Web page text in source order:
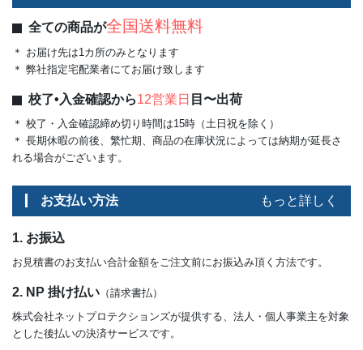
全ての商品が全国送料無料
＊ お届け先は1カ所のみとなります
＊ 弊社指定宅配業者にてお届け致します
校了•入金確認から12営業日 目〜出荷
＊ 校了・入金確認締め切り時間は15時（土日祝を除く）
＊ 長期休暇の前後、繁忙期、商品の在庫状況によっては納期が延長さ
れる場合がございます。
お支払い方法 もっと詳しく
1. お振込
お見積書のお支払い合計金額をご注文前にお振込み頂く方法です。
2. NP 掛け払い （請求書払）
株式会社ネットプロテクションズが提供する、法人・個人事業主を対象
とした後払いの決済サービスです。